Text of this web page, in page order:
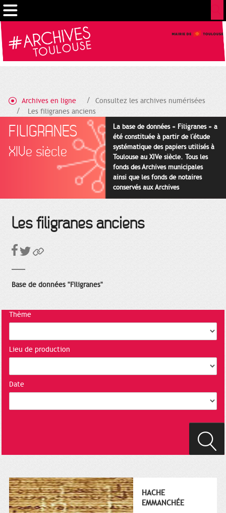
Archives en ligne
Consultez les archives numérisées
Les filigranes anciens
FILIGRANES
XIVe siècle
La base de données « Filigranes » a
été constituée à partir de l'étude
systématique des papiers utilisés à
Toulouse au XIVe siècle. Tous les
fonds des Archives municipales
ainsi que les fonds de notaires
conservés aux Archives
départementales pour cette
Les filigranes anciens
Base de données "Filigranes"
Thème
Lieu de production
Date
HACHE
EMMANCHÉE
Gestion de vos préférences sur les cookies